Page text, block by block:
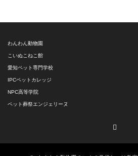
わんわん動物園
こいぬこねこ館
愛知ペット専門学校
IPCペットカレッジ
NPC高等学院
ペット葬祭エンジェリーヌ